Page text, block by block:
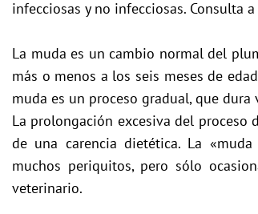
infecciosas y no infecciosas. Consulta
La muda es un cambio normal del
más o menos a los seis meses de
muda es un proceso gradual, que
La prolongación excesiva del proceso
de una carencia dietética. La
muchos periquitos, pero sólo
veterinario.